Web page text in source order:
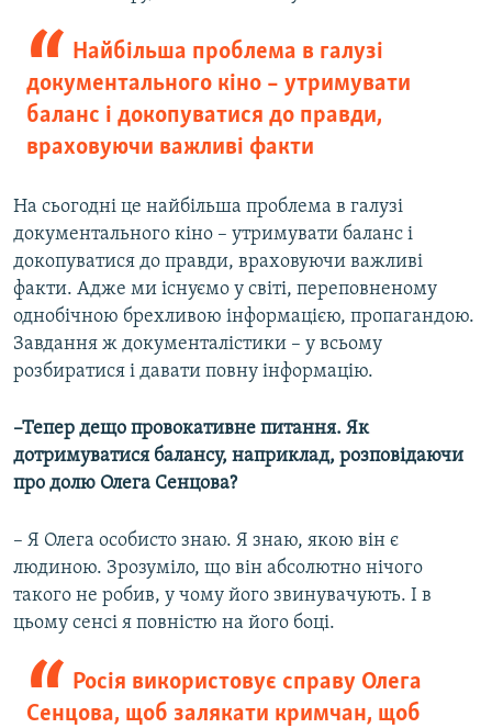
Найбільша проблема в галузі
документального кіно – утримувати
баланс і докопуватися до правди,
враховуючи важливі факти
На сьогодні це найбільша проблема в галузі
документального кіно – утримувати баланс і
докопуватися до правди, враховуючи важливі
факти. Адже ми існуємо у світі, переповненому
однобічною брехливою інформацією, пропагандою.
Завдання ж документалістики – у всьому
розбиратися і давати повну інформацію.
–Тепер дещо провокативне питання. Як
дотримуватися балансу, наприклад, розповідаючи
про долю Олега Сенцова?
– Я Олега особисто знаю. Я знаю, якою він є
людиною. Зрозуміло, що він абсолютно нічого
такого не робив, у чому його звинувачують. І в
цьому сенсі я повністю на його боці.
Росія використовує справу Олега
Сенцова, щоб залякати кримчан, щоб